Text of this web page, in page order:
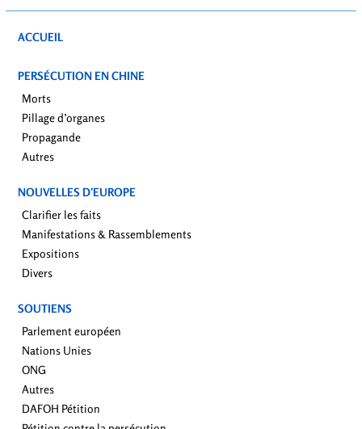
ACCUEIL
PERSÉCUTION EN CHINE
Morts
Pillage d’organes
Propagande
Autres
NOUVELLES D’EUROPE
Clarifier les faits
Manifestations & Rassemblements
Expositions
Divers
SOUTIENS
Parlement européen
Nations Unies
ONG
Autres
DAFOH Pétition